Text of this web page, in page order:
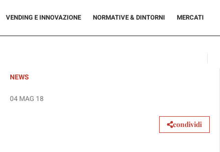
VENDING E INNOVAZIONE NORMATIVE & DINTORNI MERCATI
NEWS
04 MAG 18
condividi